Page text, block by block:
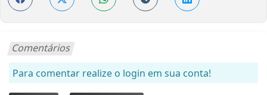
Comentários
Para comentar realize o login em sua conta!